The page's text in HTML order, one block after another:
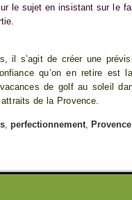
le sujet en insistant sur le
il s’agit de créer une
qu’on en retire est
de golf au soleil
de la Provence.
, perfectionnement,